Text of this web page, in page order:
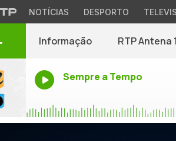
NOTÍCIAS DESPORTO
Informação RTP Antena
Sempre a Tempo